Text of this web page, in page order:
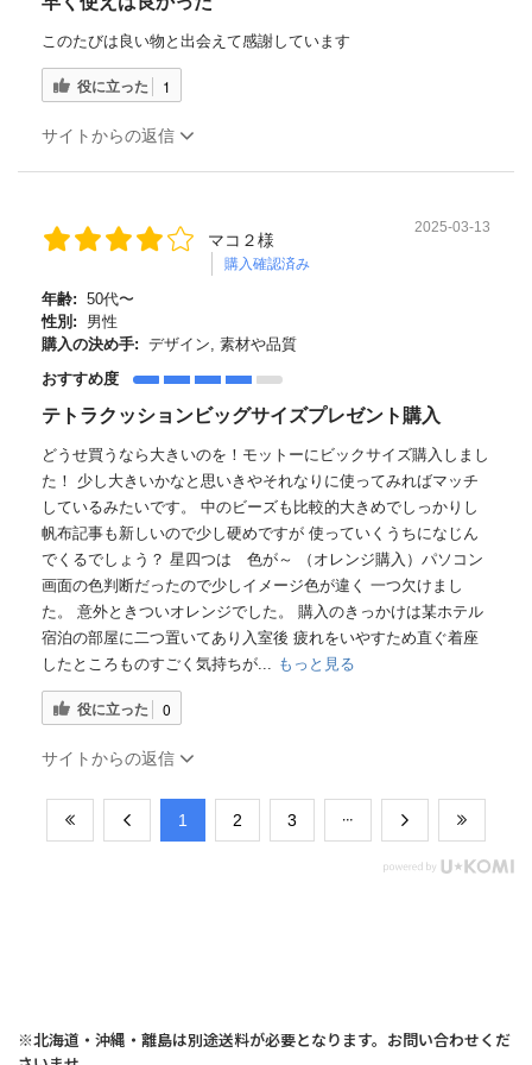
このたびは良い物と出会えて感謝しています
役に立った 1
サイトからの返信
マコ２様
購入確認済み
2025-03-13
年齢: 50代〜
性別:
男性
購入の決め手: デザイン, 素材や品質
おすすめ度
テトラクッションビッグサイズプレゼント購入
どうせ買うなら大きいのを！モットーにビックサイズ購入しまし
た！ 少し大きいかなと思いきやそれなりに使ってみればマッチ
しているみたいです。 中のビーズも比較的大きめでしっかりし
帆布記事も新しいので少し硬めですが 使っていくうちになじん
でくるでしょう？ 星四つは 色が～ （オレンジ購入）パソコン
画面の色判断だったので少しイメージ色が違く 一つ欠けまし
た。 意外ときついオレンジでした。 購入のきっかけは某ホテル
宿泊の部屋に二つ置いてあり入室後 疲れをいやすため直ぐ着座
したところものすごく気持ちが... もっと見る
役に立った 0
サイトからの返信
​1 ​2 ​3
※北海道・沖縄・離島は別途送料が必要となります。お問い合わせくだ